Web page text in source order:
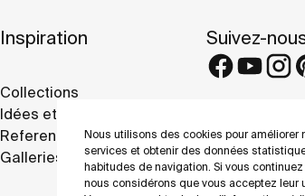
Nous utilisons des cookies pour améliorer
services et obtenir des données
habitudes de navigation. Si vous continuez
nous considérons que vous acceptez leur
Inspiration
Collections
Idées et conseils
Reference projects
Galleries
Suivez-